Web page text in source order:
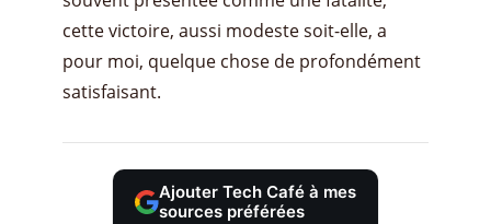
cette victoire, aussi modeste soit-elle, a
pour moi, quelque chose de profondément
satisfaisant.
Ajouter Tech Café à mes
sources préférées